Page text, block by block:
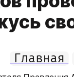
Главная